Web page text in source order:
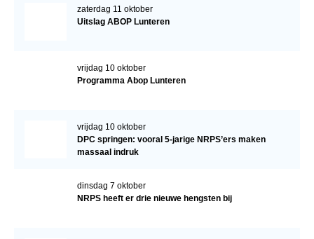
zaterdag 11 oktober
Uitslag ABOP Lunteren
vrijdag 10 oktober
Programma Abop Lunteren
vrijdag 10 oktober
DPC springen: vooral 5-jarige NRPS’ers maken
massaal indruk
dinsdag 7 oktober
NRPS heeft er drie nieuwe hengsten bij